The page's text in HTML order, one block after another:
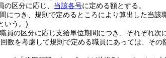
の区分に応じ、 当該各号に定める額とする。
つき、規則で定めるところにより算出した当該
いう。)
員の区分に応じ支給単位期間につき、それぞれ次
数を考慮して規則で定める職員にあっては、そ